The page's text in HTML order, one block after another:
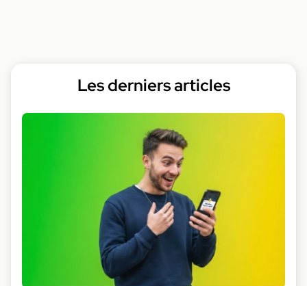
Les derniers articles